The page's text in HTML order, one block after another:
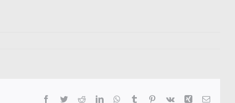
Facebook
TwitterRedditLinkedInWhatsApp
Tumblr Pinterest
Vk Xing Email